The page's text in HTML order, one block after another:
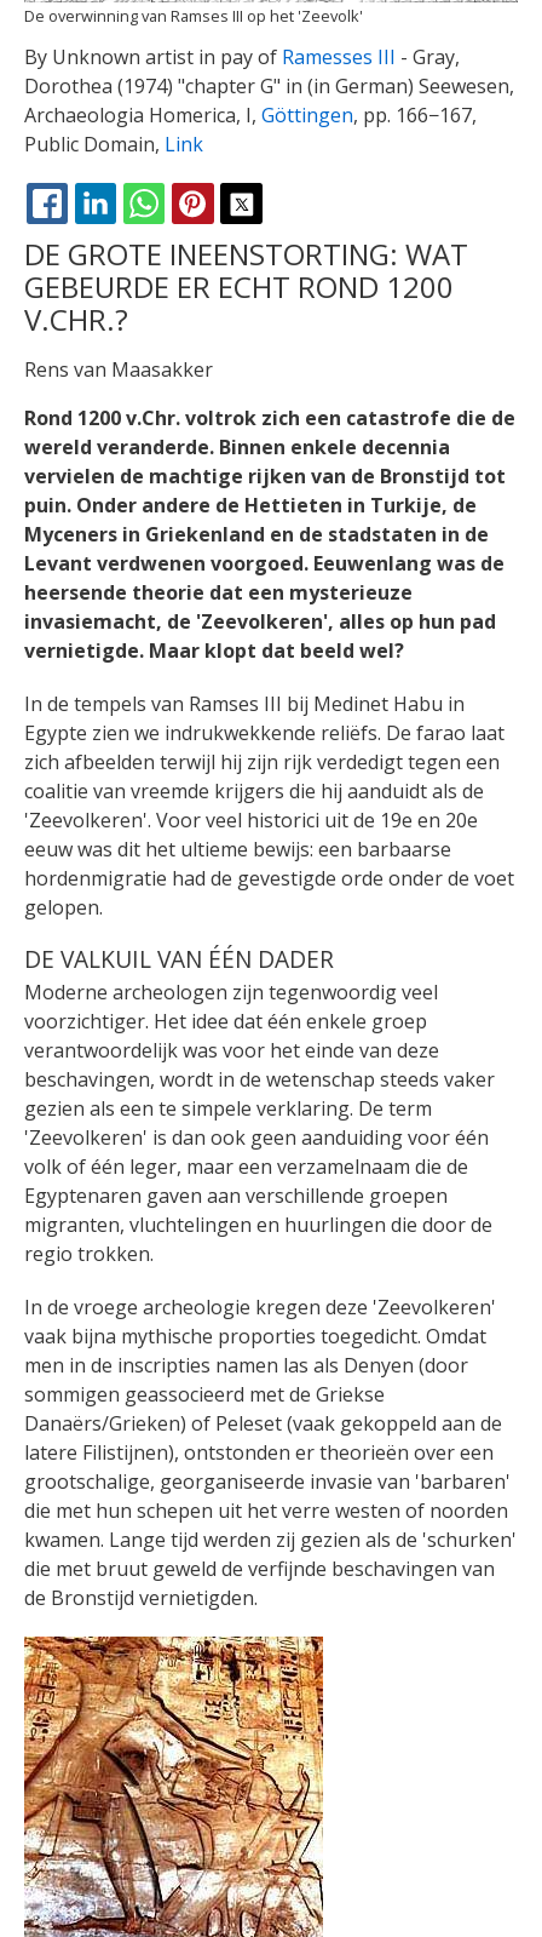
De overwinning van Ramses III op het 'Zeevolk'
By Unknown artist in pay of Ramesses III - Gray,
Dorothea (1974) "chapter G" in (in German) Seewesen,
Archaeologia Homerica, I, Göttingen, pp. 166−167,
Public Domain, Link
FACEBOOK
LINKEDINWHATSAPPPINTEREST
DE GROTE INEENSTORTING: WAT
GEBEURDE ER ECHT ROND 1200
V.CHR.?
Rens van Maasakker
Rond 1200 v.Chr. voltrok zich een catastrofe die de
wereld veranderde. Binnen enkele decennia
vervielen de machtige rijken van de Bronstijd tot
puin. Onder andere de Hettieten in Turkije, de
Myceners in Griekenland en de stadstaten in de
Levant verdwenen voorgoed. Eeuwenlang was de
heersende theorie dat een mysterieuze
invasiemacht, de 'Zeevolkeren', alles op hun pad
vernietigde. Maar klopt dat beeld wel?
In de tempels van Ramses III bij Medinet Habu in
Egypte zien we indrukwekkende reliëfs. De farao laat
zich afbeelden terwijl hij zijn rijk verdedigt tegen een
coalitie van vreemde krijgers die hij aanduidt als de
'Zeevolkeren'. Voor veel historici uit de 19e en 20e
eeuw was dit het ultieme bewijs: een barbaarse
hordenmigratie had de gevestigde orde onder de voet
gelopen.
DE VALKUIL VAN ÉÉN DADER
Moderne archeologen zijn tegenwoordig veel
voorzichtiger. Het idee dat één enkele groep
verantwoordelijk was voor het einde van deze
beschavingen, wordt in de wetenschap steeds vaker
gezien als een te simpele verklaring. De term
'Zeevolkeren' is dan ook geen aanduiding voor één
volk of één leger, maar een verzamelnaam die de
Egyptenaren gaven aan verschillende groepen
migranten, vluchtelingen en huurlingen die door de
regio trokken.
In de vroege archeologie kregen deze 'Zeevolkeren'
vaak bijna mythische proporties toegedicht. Omdat
men in de inscripties namen las als Denyen (door
sommigen geassocieerd met de Griekse
Danaërs/Grieken) of Peleset (vaak gekoppeld aan de
latere Filistijnen), ontstonden er theorieën over een
grootschalige, georganiseerde invasie van 'barbaren'
die met hun schepen uit het verre westen of noorden
kwamen. Lange tijd werden zij gezien als de 'schurken'
die met bruut geweld de verfijnde beschavingen van
de Bronstijd vernietigden.